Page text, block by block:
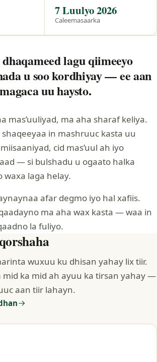
Caleemasaarka
7 Luulyo 2026
lagu qiimeeyo
u soo kordhiyay — ee aan
uu haysto.
mas’uuliyad, ma aha sharaf keliya.
in mashruuc kasta uu
cid mas’uul ah iyo
— si bulshadu u ogaato halka
waxa laga helay.
afar degmo iyo hal xafiis.
ma aha wax kasta — waa in
la fuliyo.
wuxuu ku dhisan yahay lix tiir.
mid ka mid ah ayuu ka tirsan yahay —
aan tiir lahayn.